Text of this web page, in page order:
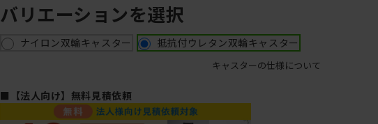
バリエーションを選択
ナイロン双輪キャスター 抵抗付ウレタン双輪キャスター
キャスターの仕様について
■【法人向け】無料見積依頼